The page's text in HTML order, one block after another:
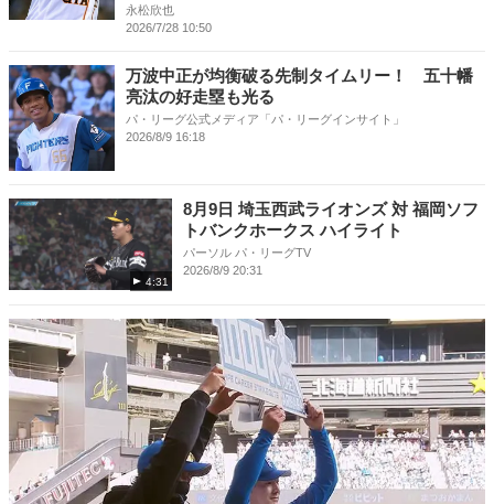
永松欣也
2026/7/28 10:50
万波中正が均衡破る先制タイムリー！ 五十幡
亮汰の好走塁も光る
パ・リーグ公式メディア「パ・リーグインサイト」
2026/8/9 16:18
4:31
8月9日 埼玉西武ライオンズ 対 福岡ソフ
トバンクホークス ハイライト
パーソル パ・リーグTV
2026/8/9 20:31